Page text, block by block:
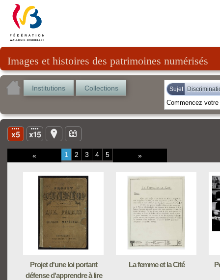
Images et histoires des patrimoines numérisés
Institutions Collections Sujet
« 1 2 3 4 5 »
Projet d'une loi portant
défense d'apprendre à lire
La femme et la Cité